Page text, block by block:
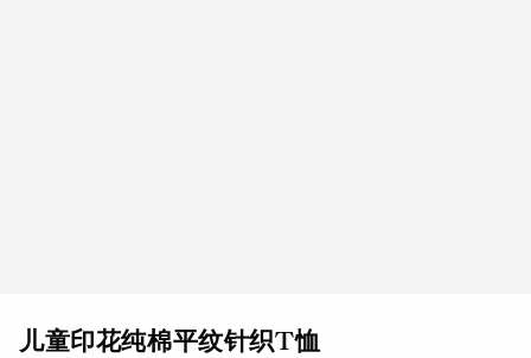
儿童印花纯棉平纹针织T恤